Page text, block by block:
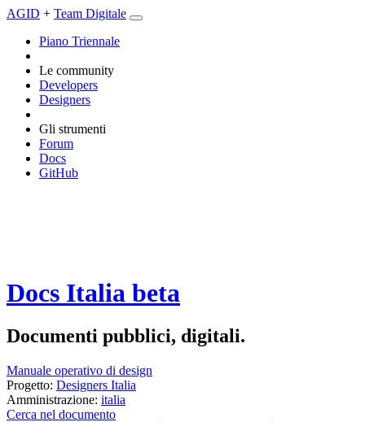
AGID + Team Digitale
Piano Triennale
Le community
Developers
Designers
Gli strumenti
Forum
Docs
GitHub
Docs Italia beta
Documenti pubblici, digitali.
Manuale operativo di design
Progetto: Designers Italia
Amministrazione: italia
Cerca nel documento